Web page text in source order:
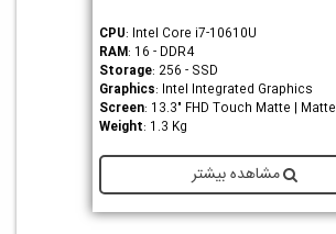
CPU: Intel Core i7-10610U
RAM: 16 - DDR4
Storage: 256 - SSD
Graphics: Intel Integrated Graphics
Screen: 13.3" FHD Touch Matte | Matte
Weight: 1.3 Kg
مشاهده بیشتر